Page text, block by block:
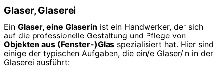
Glaser, Glaserei
Ein Glaser, eine Glaserin ist ein Handwerker, der sich
auf die professionelle Gestaltung und Pflege von
Objekten aus (Fenster-)Glas spezialisiert hat. Hier sind
einige der typischen Aufgaben, die ein/e Glaser/in in der
Glaserei ausführt: